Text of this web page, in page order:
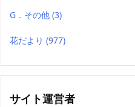
G．その他 (3)
花だより (977)
サイト運営者